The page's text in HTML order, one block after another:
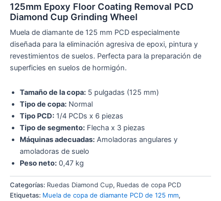
125mm Epoxy Floor Coating Removal PCD
Diamond Cup Grinding Wheel
Muela de diamante de 125 mm PCD especialmente
diseñada para la eliminación agresiva de epoxi, pintura y
revestimientos de suelos. Perfecta para la preparación de
superficies en suelos de hormigón.
Tamaño de la copa: 5 pulgadas (125 mm)
Tipo de copa: Normal
Tipo PCD: 1/4 PCDs x 6 piezas
Tipo de segmento: Flecha x 3 piezas
Máquinas adecuadas: Amoladoras angulares y
amoladoras de suelo
Peso neto: 0,47 kg
Categorías: Ruedas Diamond Cup, Ruedas de copa PCD
Etiquetas: Muela de copa de diamante PCD de 125 mm,